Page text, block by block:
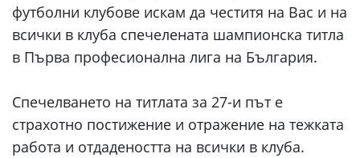
футболни клубове искам да честитя на Вас и на
всички в клуба спечелената шампионска титла
в Първа професионална лига на България.
Спечелването на титлата за 27-и път е
страхотно постижение и отражение на тежката
работа и отдадеността на всички в клуба.